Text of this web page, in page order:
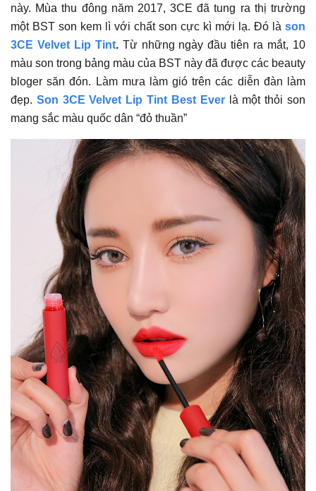
này. Mùa thu đông năm 2017, 3CE đã tung ra thị trường
một BST son kem lì với chất son cực kì mới lạ. Đó là son
3CE Velvet Lip Tint. Từ những ngày đầu tiên ra mắt, 10
màu son trong bảng màu của BST này đã được các beauty
bloger săn đón. Làm mưa làm gió trên các diễn đàn làm
đẹp. Son 3CE Velvet Lip Tint Best Everlà một thỏi son
mang sắc màu quốc dân “đỏ thuần”